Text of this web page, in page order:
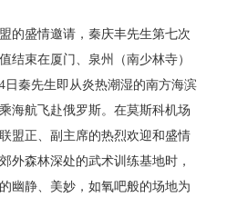
的盛情邀请，秦庆丰先生第七次
结束在厦门、泉州（南少林寺）
日秦先生即从炎热潮湿的南方海滨
海航飞赴俄罗斯。在莫斯科机场
盟正、副主席的热烈欢迎和盛情
外森林深处的武术训练基地时，
幽静、美妙，如氧吧般的场地为